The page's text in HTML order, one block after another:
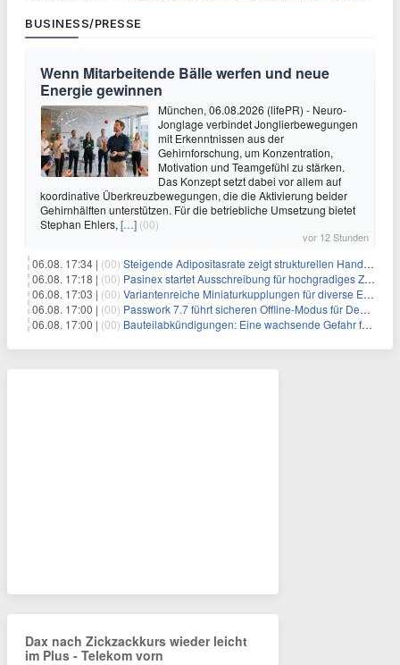
BUSINESS/PRESSE
Wenn Mitarbeitende Bälle werfen und neue
Energie gewinnen
München, 06.08.2026 (lifePR) - Neuro-
Jonglage verbindet Jonglierbewegungen
mit Erkenntnissen aus der
Gehirnforschung, um Konzentration,
Motivation und Teamgefühl zu stärken.
Das Konzept setzt dabei vor allem auf
koordinative Überkreuzbewegungen, die die Aktivierung beider
Gehirnhälften unterstützen. Für die betriebliche Umsetzung bietet
Stephan Ehlers, […] (00)
vor 12 Stunden
06.08. 17:34 | (00) Steigende Adipositasrate zeigt strukturellen Handlungsbedarf bei der Ernährung schulpflichtiger Kinder
06.08. 17:18 | (00) Pasinex startet Ausschreibung für hochgradiges Zinksulfidkonzentrat mit Germanium- und Silbergehalten und stellt ein Betriebsupdate bereit
06.08. 17:03 | (00) Variantenreiche Miniaturkupplungen für diverse Einsatzbereiche
06.08. 17:00 | (00) Passwork 7.7 führt sicheren Offline-Modus für Desktop- und Mobile-Apps ein
06.08. 17:00 | (00) Bauteilabkündigungen: Eine wachsende Gefahr für industrielle Elektroniksysteme
Dax nach Zickzackkurs wieder leicht
im Plus - Telekom vorn